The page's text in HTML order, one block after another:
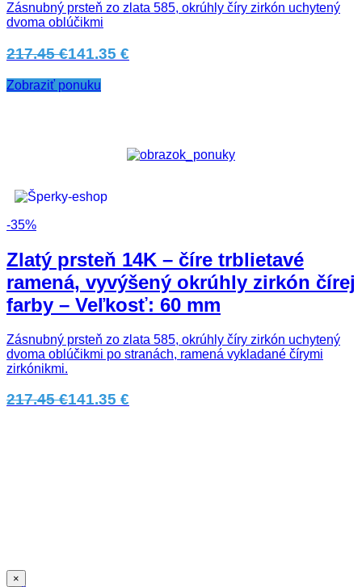
Zásnubný prsteň zo zlata 585, okrúhly číry zirkón uchytený
dvoma oblúčikmi
217.45 €141.35 €
Zobraziť ponuku
-35%
Zlatý prsteň 14K – číre trblietavé
ramená, vyvýšený okrúhly zirkón čírej
farby – Veľkosť: 60 mm
Zásnubný prsteň zo zlata 585, okrúhly číry zirkón uchytený
dvoma oblúčikmi po stranách, ramená vykladané čírymi
zirkónikmi.
217.45 €141.35 €
×